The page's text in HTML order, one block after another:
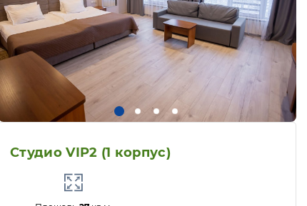
Студио VIP2 (1 корпус)